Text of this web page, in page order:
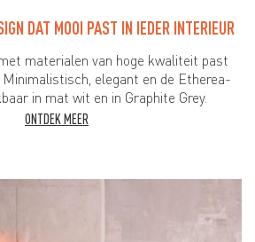
DAT MOOI PAST IN IEDER INTERIEUR
materialen van hoge kwaliteit past
Minimalistisch, elegant en de Etherea-
in mat wit en in Graphite Grey.
ONTDEK MEER